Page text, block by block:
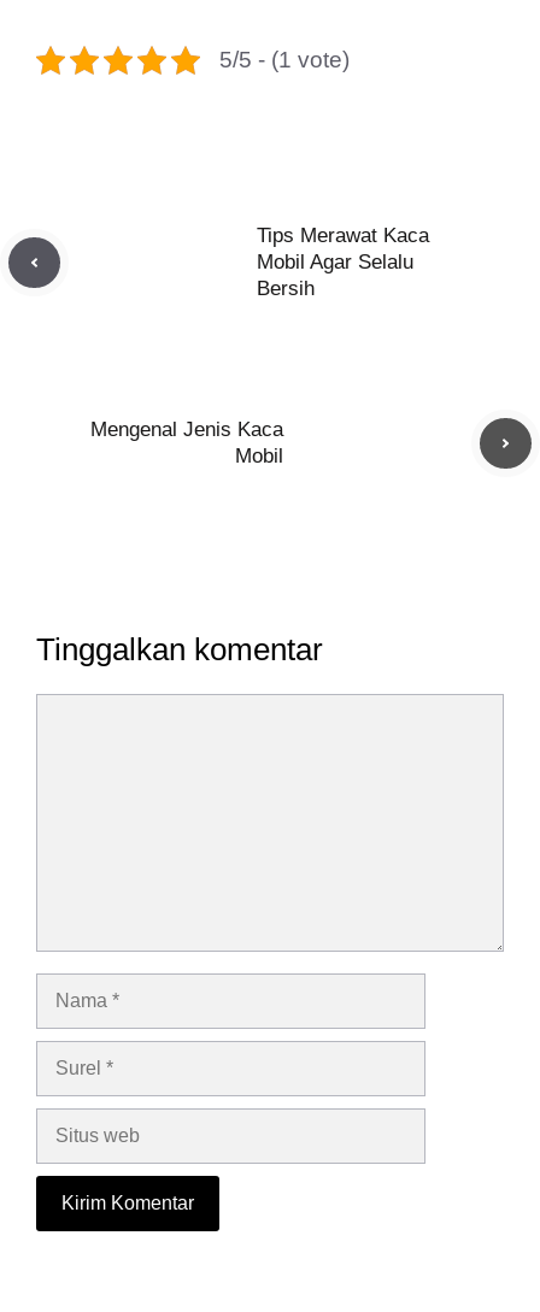
5/5 - (1 vote)
Tips Merawat Kaca
Mobil Agar Selalu
Bersih
Mengenal Jenis Kaca
Mobil
Tinggalkan komentar
Nama
Surel
Situs